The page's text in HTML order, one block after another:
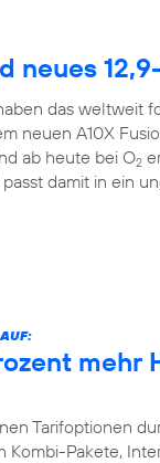
neues
das weltweit
neuen A10X
ab heute bei O2
damit in ein
mehr
Tarifoptionen
Pakete,